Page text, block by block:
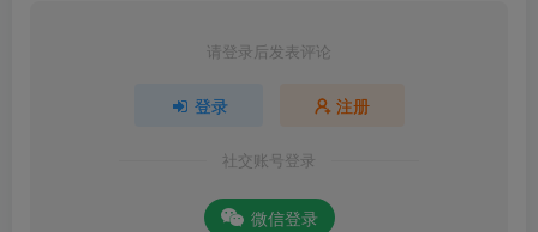
请登录后发表评论
登录 注册
社交账号登录
微信登录